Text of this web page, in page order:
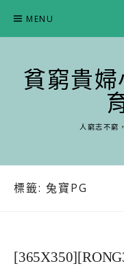
content
MENU
貧窮貴婦
人窮志不窮
標籤: 兔寶PG